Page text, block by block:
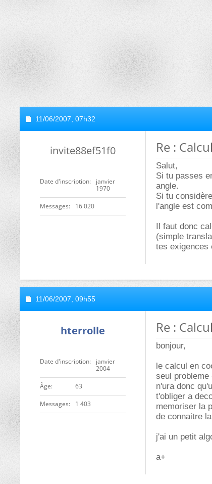
11/06/2007, 07h32
invite88ef51f0
Date d'inscription
janvier
1970
Messages 16 020
Re :
Salut,
Si tu passes
angle.
Si tu
l'angle est
Il faut donc
(simple
tes exigences
11/06/2007, 09h55
hterrolle
Date d'inscription
janvier
2004
ge 63
Messages 1 403
Re :
bonjour,
le calcul en
seul
n'ura donc
t'obliger a
memoriser la
de connaitre
j'ai un petit
a+